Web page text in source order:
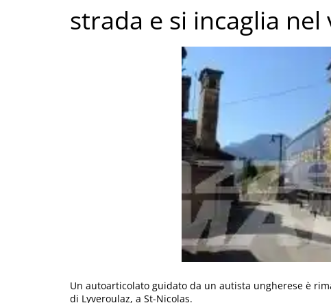
strada e si incaglia
Un autoarticolato guidato da un autista ungherese è
di Lyveroulaz, a St-Nicolas.